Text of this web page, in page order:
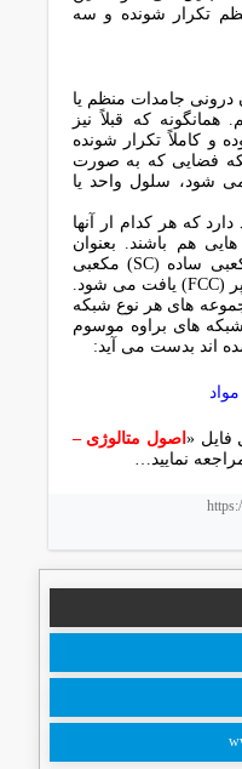
تکرار شونده و سه
جامدات منظم یا
که قبلاً نیز
و کاملاً تکرار شونده
فضایی که به صورت
شود، سلول واحد یا
که هر کدام ار آنها
هم باشند. بعنوان
مثال نوع مکعبی به سه شکل مکعبی ساده (SC) مکعبی
مرکز دار (BCC) و مکعبی سطوح پر (FCC) یافت می شود.
های هر نوع شبکه
های براوه موسوم
اند بدست می آید:
فایل «اصول متالوژی –
نمایید…